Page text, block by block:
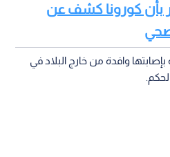
بأن كورونا كشف عن
وافدة من خارج البلاد في